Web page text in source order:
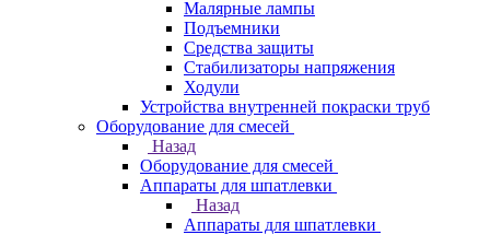
Малярные лампы
Подъемники
Средства защиты
Стабилизаторы напряжения
Ходули
Устройства внутренней покраски труб
Оборудование для смесей
Назад
Оборудование для смесей
Аппараты для шпатлевки
Назад
Аппараты для шпатлевки